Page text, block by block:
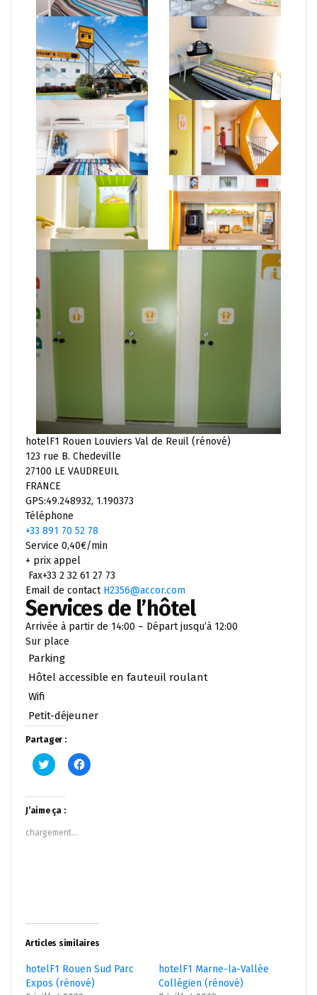
hotelF1 Rouen Louviers Val de Reuil (rénové)
123 rue B. Chedeville
27100 LE VAUDREUIL
FRANCE
GPS:49.248932, 1.190373
Téléphone
+33 891 70 52 78
Service 0,40€/min
+ prix appel
Fax+33 2 32 61 27 73
Email de contact H2356@accor.com
Services de l’hôtel
Arrivée à partir de 14:00 – Départ jusqu’à 12:00
Sur place
Parking
Hôtel accessible en fauteuil roulant
Wifi
Petit-déjeuner
Partager :
Cliquez
pour
Twitter(ouvre
dans
une
nouvelle
fenêtre)
Cliquez
pour
J’aime ça :
chargement…
Articles similaires
hotelF1 Rouen Sud Parc
Expos (rénové)
hotelF1 Marne-la-Vallée
Collégien (rénové)